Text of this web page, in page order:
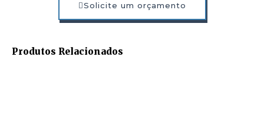
Solicite um orçamento
Produtos Relacionados